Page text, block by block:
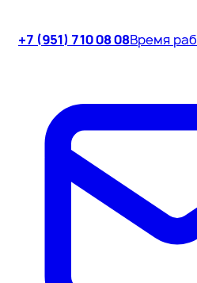
+7 (951) 710 08 08Время